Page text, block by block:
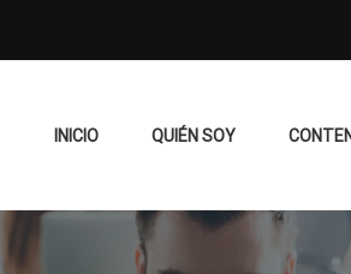
INICIO QUIÉN SOY